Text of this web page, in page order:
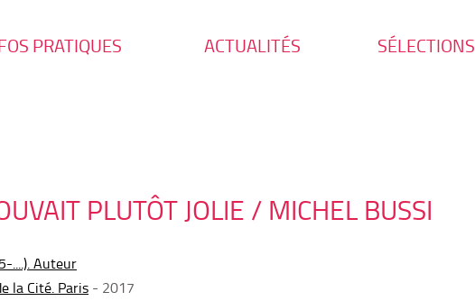
PRATIQUES ACTUALITÉS SÉLECTIONS
PLUTÔT JOLIE / MICHEL BUSSI
....). Auteur
la Cité. Paris - 2017